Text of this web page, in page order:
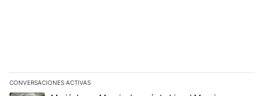
CONVERSACIONES ACTIVAS
Este listado muestra los artículos con más comentarios en los